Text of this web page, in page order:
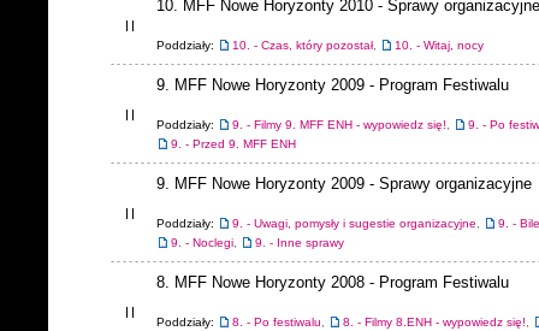
10. MFF Nowe Horyzonty 2010 - Sprawy organizacyjne
Poddziały: 10. - Czas, który pozostał, 10. - Witaj, nocy
9. MFF Nowe Horyzonty 2009 - Program Festiwalu
Poddziały: 9. - Filmy 9. MFF ENH - wypowiedz się!,
9. - Po
9. - Przed 9. MFF ENH
9. MFF Nowe Horyzonty 2009 - Sprawy organizacyjne
Poddziały: 9. - Uwagi, pomysły i sugestie organizacyjne,
9. -
9. - Noclegi, 9. - Inne sprawy
8. MFF Nowe Horyzonty 2008 - Program Festiwalu
Poddziały: 8. - Po festiwalu, 8. - Filmy 8.ENH - wypowiedz się!,